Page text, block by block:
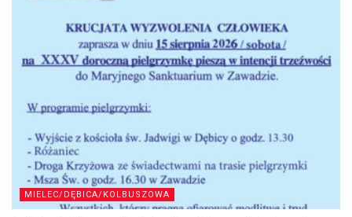
MIELEC/DĘBICA/KOLBUSZOWA